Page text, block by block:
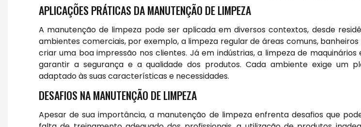
APLICAÇÕES PRÁTICAS DA MANUTENÇÃO DE LIMPEZA
A manutenção de limpeza pode ser aplicada em diversos contextos, desde
ambientes comerciais, por exemplo, a limpeza regular de áreas comuns,
criar uma boa impressão nos clientes. Já em indústrias, a limpeza de maquinários
garantir a segurança e a qualidade dos produtos. Cada ambiente exige um
adaptado às suas características e necessidades.
DESAFIOS NA MANUTENÇÃO DE LIMPEZA
Apesar de sua importância, a manutenção de limpezaenfrenta desafios que